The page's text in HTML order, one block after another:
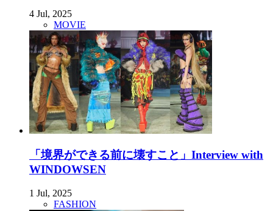
4 Jul, 2025
MOVIE
「境界ができる前に壊すこと」Interview with
WINDOWSEN
1 Jul, 2025
FASHION